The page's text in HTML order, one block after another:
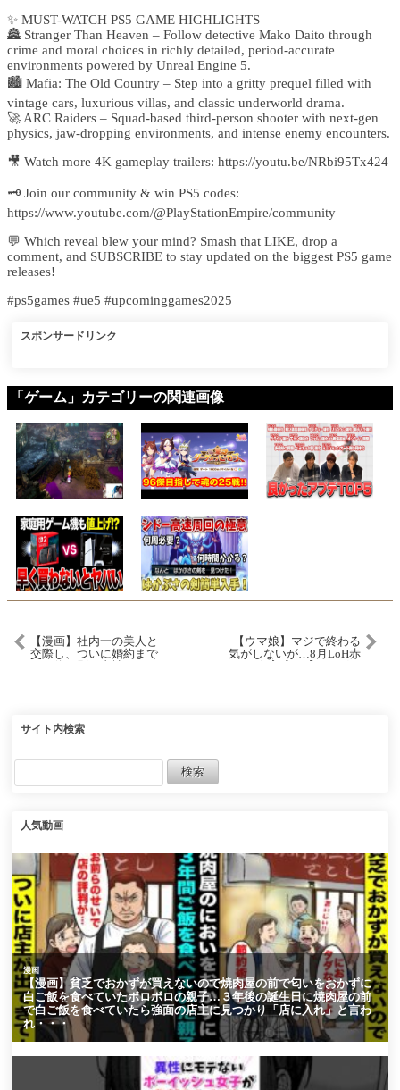
✨ MUST-WATCH PS5 GAME HIGHLIGHTS
🏯 Stranger Than Heaven – Follow detective Mako Daito through
crime and moral choices in richly detailed, period-accurate
environments powered by Unreal Engine 5.
🏙️ Mafia: The Old Country – Step into a gritty prequel filled with
vintage cars, luxurious villas, and classic underworld drama.
🚀 ARC Raiders – Squad-based third-person shooter with next-gen
physics, jaw-dropping environments, and intense enemy encounters.
🎥 Watch more 4K gameplay trailers: https://youtu.be/NRbi95Tx424
🗝️ Join our community & win PS5 codes:
https://www.youtube.com/@PlayStationEmpire/community
💬 Which reveal blew your mind? Smash that LIKE, drop a
comment, and SUBSCRIBE to stay updated on the biggest PS5 game
releases!
#ps5games #ue5 #upcominggames2025
スポンサードリンク
「ゲーム」カテゴリーの関連画像
【漫画】社内一の美人と
交際し、ついに婚約まで
て…【マンガ動画】
【ウマ娘】マジで終わる
気がしないが…8月LoH赤
サイト内検索
人気動画